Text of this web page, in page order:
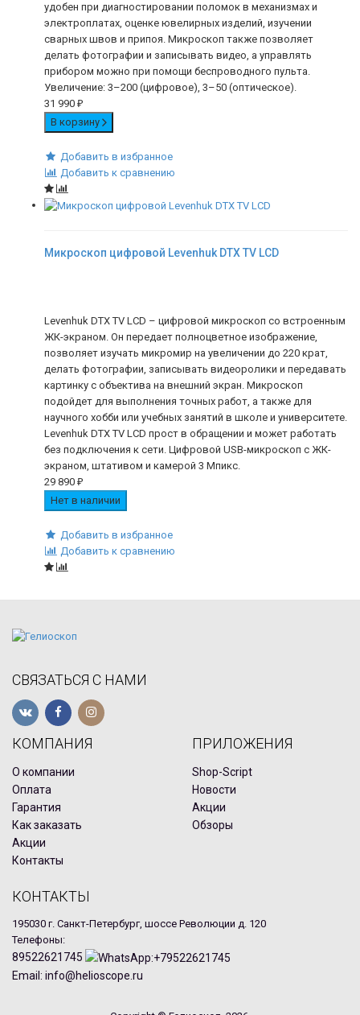
удобен при диагностировании поломок в механизмах и
электроплатах, оценке ювелирных изделий, изучении
сварных швов и припоя. Микроскоп также позволяет
делать фотографии и записывать видео, а управлять
прибором можно при помощи беспроводного пульта.
Увеличение: 3–200 (цифровое), 3–50 (оптическое).
31 990 ₽
В корзину
Добавить в избранное
Добавить к сравнению
Микроскоп цифровой Levenhuk DTX TV LCD
Levenhuk DTX TV LCD – цифровой микроскоп со встроенным
ЖК-экраном. Он передает полноцветное изображение,
позволяет изучать микромир на увеличении до 220 крат,
делать фотографии, записывать видеоролики и передавать
картинку с объектива на внешний экран. Микроскоп
подойдет для выполнения точных работ, а также для
научного хобби или учебных занятий в школе и университете.
Levenhuk DTX TV LCD прост в обращении и может работать
без подключения к сети. Цифровой USB-микроскоп с ЖК-
экраном, штативом и камерой 3 Мпикс.
29 890 ₽
Нет в наличии
Добавить в избранное
Добавить к сравнению
СВЯЗАТЬСЯ С НАМИ
КОМПАНИЯ
О компании
Оплата
Гарантия
Как заказать
Акции
Контакты
ПРИЛОЖЕНИЯ
Shop-Script
Новости
Акции
Обзоры
КОНТАКТЫ
195030 г. Санкт-Петербург, шоссе Революции д. 120
Телефоны:
89522621745
Email: info@helioscope.ru